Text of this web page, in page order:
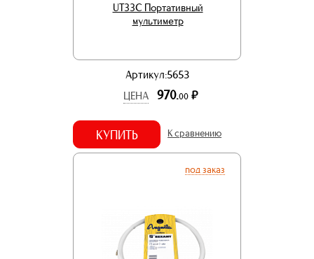
UT33C Портативный
мультиметр
Артикул:5653
ЦЕНА
970.00 р.
КУПИТЬ К сравнению
под заказ